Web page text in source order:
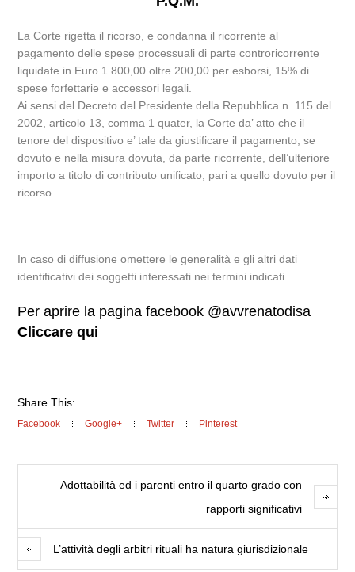
La Corte rigetta il ricorso, e condanna il ricorrente al
pagamento delle spese processuali di parte controricorrente
liquidate in Euro 1.800,00 oltre 200,00 per esborsi, 15% di
spese forfettarie e accessori legali.
Ai sensi del Decreto del Presidente della Repubblica n. 115 del
2002, articolo 13, comma 1 quater, la Corte da’ atto che il
tenore del dispositivo e’ tale da giustificare il pagamento, se
dovuto e nella misura dovuta, da parte ricorrente, dell’ulteriore
importo a titolo di contributo unificato, pari a quello dovuto per il
ricorso.
In caso di diffusione omettere le generalità e gli altri dati
identificativi dei soggetti interessati nei termini indicati.
Per aprire la pagina facebook @avvrenatodisa
Cliccare qui
Share This:
Facebook Google+ Twitter Pinterest
Adottabilità ed i parenti entro il quarto grado con
rapporti significativi
L’attività degli arbitri rituali ha natura giurisdizionale